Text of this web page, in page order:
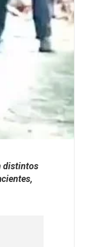
distintos